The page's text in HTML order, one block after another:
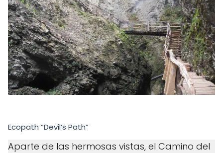
Ecopath “Devil’s Path”
Aparte de las hermosas vistas, el Camino del